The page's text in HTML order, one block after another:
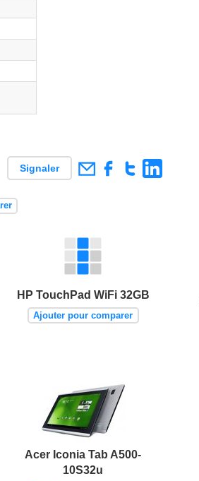
Signaler
HP TouchPad WiFi 32GB
Ajouter pour comparer
Acer Iconia Tab A500-
10S32u